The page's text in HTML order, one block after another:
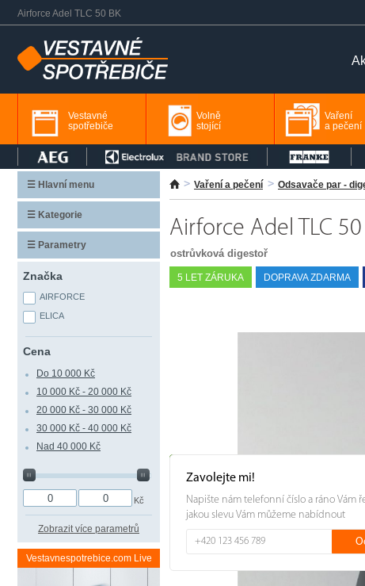
Airforce Adel TLC 50 BK
Vestavné
spotřebiče
Volně
stojící
Vaření
a pečení
Vaření a pečení Odsavače par -
Airforce Adel TLC 50
ostrůvková digestoř
5 LET ZÁRUKA DOPRAVA ZDARMA
Zavolejte mi!
Napište nám telefonní číslo a ráno Vám
jakou slevu Vám můžeme nabídnout
☰ Hlavní menu
☰ Kategorie
☰ Parametry
Značka
AIRFORCE
ELICA
Cena
Do 10 000 Kč
10 000 Kč - 20 000 Kč
20 000 Kč - 30 000 Kč
30 000 Kč - 40 000 Kč
Nad 40 000 Kč
Kč
Zobrazit více parametrů
Vestavnespotrebice.com Live